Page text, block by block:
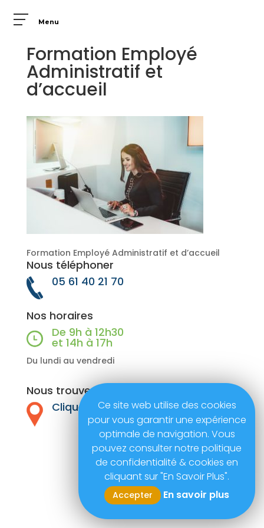
Formation Employé
Administratif et
d’accueil
Formation Employé Administratif et d’accueil
Nous téléphoner
05 61 40 21 70
Nos horaires
De 9h à 12h30
et 14h à 17h
Du lundi au vendredi
Nous trouver
Cliquer ici ...Ce site web utilise des cookies
pour vous garantir une expérience
optimale de navigation. Vous
pouvez consulter notre politique
de confidentialité & cookies en
cliquant sur "En Savoir Plus".
Accepter En savoir plus
Menu